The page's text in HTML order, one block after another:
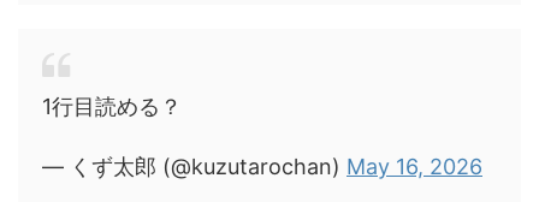
1行目読める？
— くず太郎 (@kuzutarochan) May 16, 2026